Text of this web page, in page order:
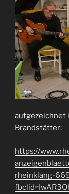
aufgezeichnet
Brandstätter:
https://
rheinklang-